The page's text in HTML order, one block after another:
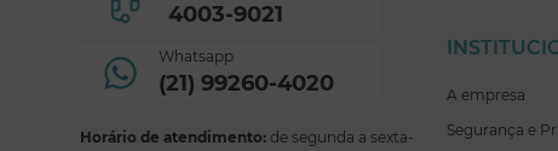
4003-9021
Whatsapp
(21) 99260-4020
Horário de atendimento: de segunda a sexta-
A empresa
Segurança e